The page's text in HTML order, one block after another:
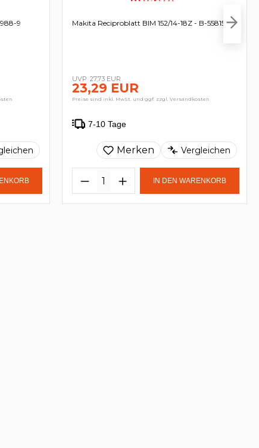
9 Makita Reciproblatt BIM 152/14-18Z - B-55815
27,73 EUR
23,29 EUR
Preise sind inkl. MwSt. und ggf. zzgl. Versandkosten
7-10 Tage
Merken Vergleichen
IN DEN WARENKORB